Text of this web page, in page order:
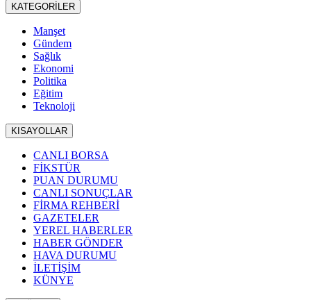
KATEGORİLER
Manşet
Gündem
Sağlık
Ekonomi
Politika
Eğitim
Teknoloji
KISAYOLLAR
CANLI BORSA
FİKSTÜR
PUAN DURUMU
CANLI SONUÇLAR
FİRMA REHBERİ
GAZETELER
YEREL HABERLER
HABER GÖNDER
HAVA DURUMU
İLETİŞİM
KÜNYE